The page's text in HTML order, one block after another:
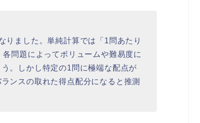
りました。単純計算では「1問あたり
問題によってボリュームや難易度に
。しかし特定の1問に極端な配点が
ンスの取れた得点配分になると推測